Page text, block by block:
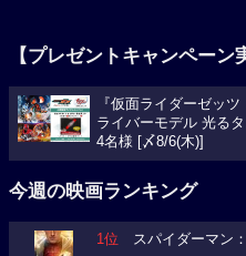
【プレゼントキャンペーン
『仮面ライダーゼッ
ライバーモデル 光る
4名様 [〆8/6(木)]
今週の映画ランキング
1位 スパイダーマン